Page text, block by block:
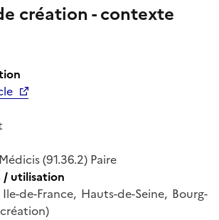
création - contexte
(91.36.2) Paire
/ utilisation
de-France, Hauts-de-Seine, Bourg-